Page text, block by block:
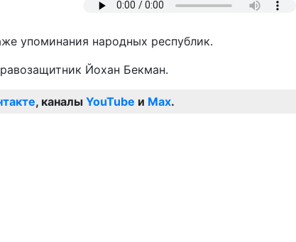
упоминания народных республик.
Йохан Бекман.
, каналы YouTube и Max.